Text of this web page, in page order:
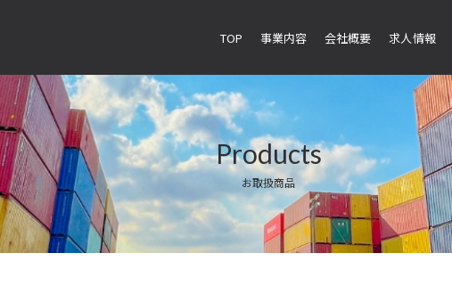
TOP 事業内容 会社概要 求人情報
Products
お取扱商品